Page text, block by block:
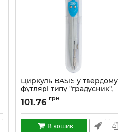
Циркуль BASIS у твердому
футлярі типу "градусник",
синій, KIDS Line
101.76 грн
В кошик